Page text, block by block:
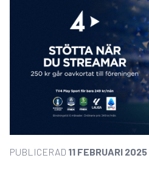
PUBLICERAD 11 FEBRUARI 2025